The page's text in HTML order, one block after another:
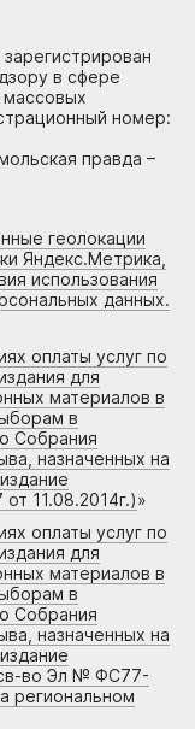
в сфере
массовых
номер:
правда –
геолокации
Яндекс.Метрика,
использования
данных.
оплаты услуг по
для
материалов в
в
Собрания
назначенных на
11.08.2014г.)»
оплаты услуг по
для
материалов в
в
Собрания
назначенных на
во Эл № ФС77-
региональном